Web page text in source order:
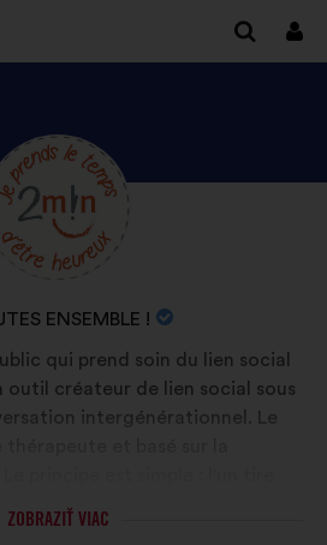
sa
ZOZNÁMTE
SA
S
PROFILOM
MINUTES
ENSEMBLE
ENSEMBLE !
Životopis:
qui prend soin du lien social
outil créateur de lien social sous
intergénérationnel. Le
y répond en 2 minutes. Utilisé
ZOBRAZIŤ VIAC